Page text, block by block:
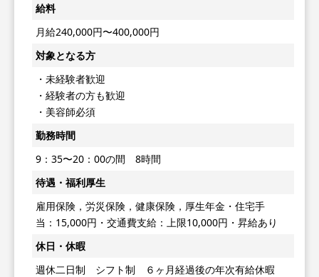
給料
月給240,000円〜400,000円
対象となる方
・未経験者歓迎
・経験者の方も歓迎
・美容師必須
勤務時間
9：35〜20：00の間 8時間
待遇・福利厚生
雇用保険，労災保険，健康保険，厚生年金・住宅手
当：15,000円・交通費支給：上限10,000円・昇給あり
休日・休暇
週休二日制 シフト制 ６ヶ月経過後の年次有給休暇